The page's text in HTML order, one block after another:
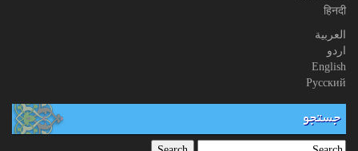
हिनदी
العربیة
اردو
English
Русский
جستجو